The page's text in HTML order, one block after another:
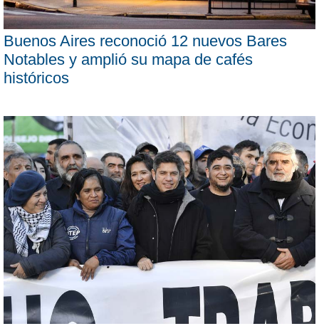
Buenos Aires reconoció 12 nuevos Bares
Notables y amplió su mapa de cafés
históricos